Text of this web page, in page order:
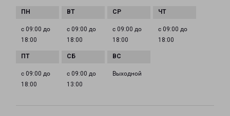
с 09:00 до
18:00
с 09:00 до
18:00
с 09:00 до
18:00
с 09:00 до
18:00
с 09:00 до
18:00
с 09:00 до
13:00
Выходной